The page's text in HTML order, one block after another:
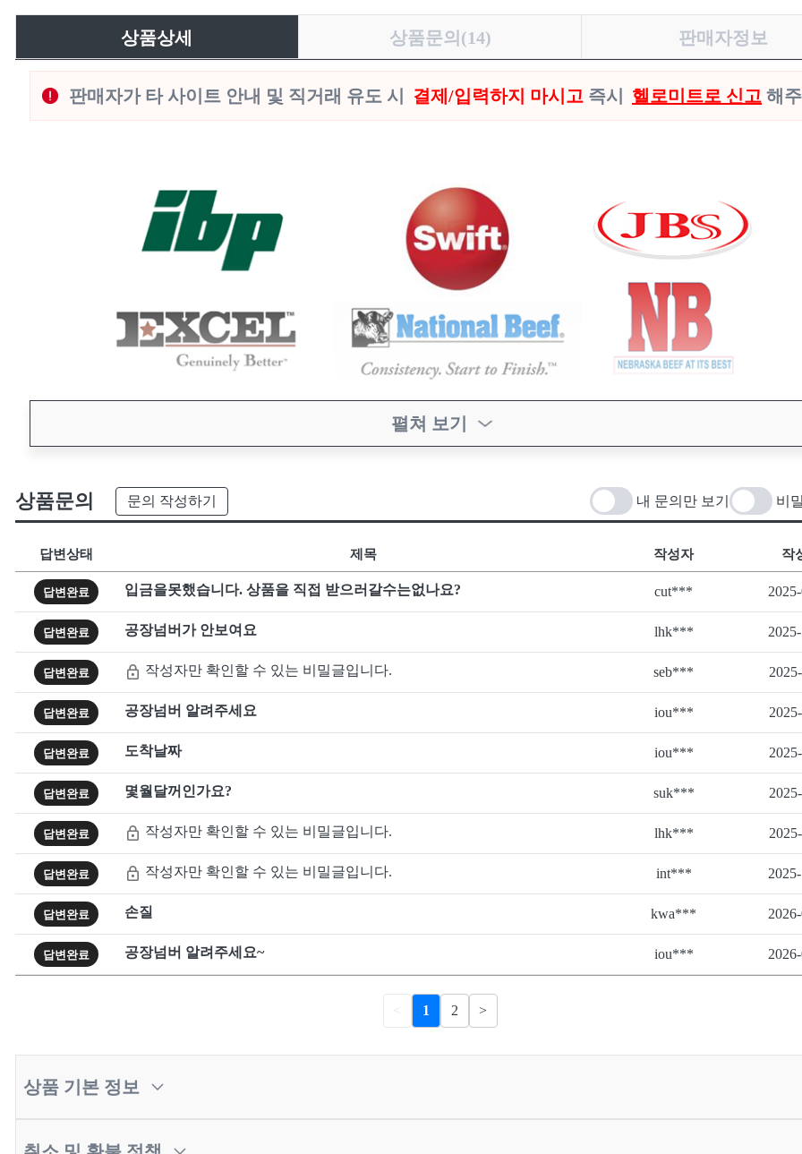
상품상세 상품문의(14) 판매자정보
판매자가 타 사이트 안내 및 직거래 유도 시 결제/입력하지 마시고 즉시 헬로미트로 신고 해
펼쳐 보기
상품문의 문의 작성하기 내 문의만 보기 비
답변상태 제목 작성자 작
답변완료 입금을못했습니다. 상품을 직접 받으러갈수는없나요? cut***
답변완료 공장넘버가 안보여요 lhk***
답변완료 작성자만 확인할 수 있는 비밀글입니다. seb***
답변완료 공장넘버 알려주세요 iou***
답변완료 도착날짜 iou***
답변완료 몇월달꺼인가요? suk***
답변완료 작성자만 확인할 수 있는 비밀글입니다. lhk***
답변완료 작성자만 확인할 수 있는 비밀글입니다. int***
답변완료 손질 kwa***
답변완료 공장넘버 알려주세요~ iou***
< 1 2 >
상품 기본 정보